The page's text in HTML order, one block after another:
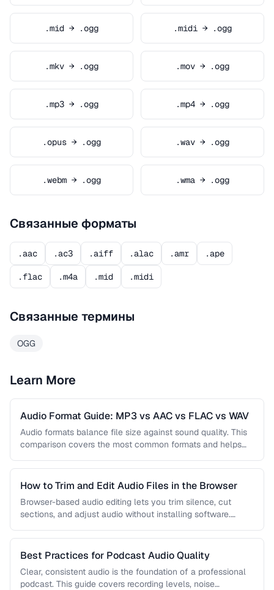
.mid → .ogg .midi → .ogg
.mkv → .ogg .mov → .ogg
.mp3 → .ogg .mp4 → .ogg
.opus → .ogg .wav → .ogg
.webm → .ogg .wma → .ogg
Связанные форматы
.aac .ac3 .aiff .alac .amr .ape
.flac .m4a .mid .midi
Связанные термины
OGG
Learn More
Audio Format Guide: MP3 vs AAC vs FLAC vs WAV
Audio formats balance file size against sound quality. This
comparison covers the most common formats and helps
How to Trim and Edit Audio Files in the Browser
Browser-based audio editing lets you trim silence, cut
sections, and adjust audio without installing software.
Best Practices for Podcast Audio Quality
Clear, consistent audio is the foundation of a professional
podcast. This guide covers recording levels, noise